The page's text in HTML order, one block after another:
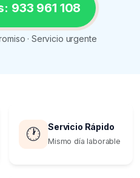
933 961 108
· Servicio urgente
🕐 Servicio Rápido
Mismo día laborable